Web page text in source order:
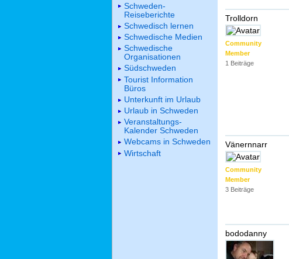
Trolldorn
Community
Member
1 Beiträge
Vänernnarr
Community
Member
3 Beiträge
bododanny
Schweden-
Reiseberichte
Schwedisch lernen
Schwedische Medien
Schwedische
Organisationen
Südschweden
Tourist Information
Büros
Unterkunft im Urlaub
Urlaub in Schweden
Veranstaltungs-
Kalender Schweden
Webcams in Schweden
Wirtschaft